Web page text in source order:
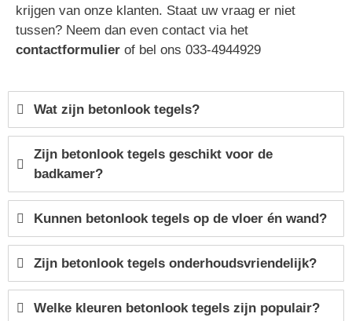
krijgen van onze klanten. Staat uw vraag er niet
tussen? Neem dan even contact via het
contactformulier of bel ons 033-4944929
Wat zijn betonlook tegels?
Zijn betonlook tegels geschikt voor de
badkamer?
Kunnen betonlook tegels op de vloer én wand?
Zijn betonlook tegels onderhoudsvriendelijk?
Welke kleuren betonlook tegels zijn populair?